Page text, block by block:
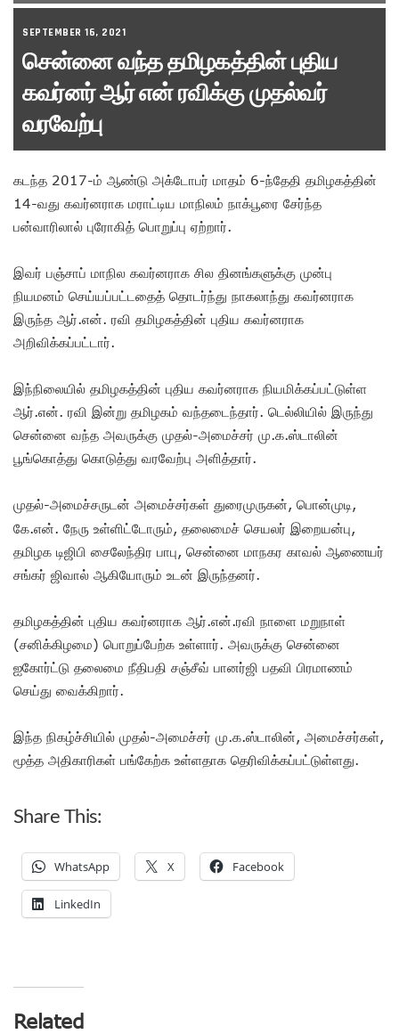
SEPTEMBER 16, 2021
சென்னை வந்த தமிழகத்தின் புதிய
கவர்னர் ஆர் என் ரவிக்கு முதல்வர்
வரவேற்பு
கடந்த 2017-ம் ஆண்டு அக்டோபர் மாதம் 6-ந்தேதி தமிழகத்தின்
14-வது கவர்னராக மராட்டிய மாநிலம் நாக்பூரை சேர்ந்த
பன்வாரிலால் புரோகித் பொறுப்பு ஏற்றார்.
இவர் பஞ்சாப் மாநில கவர்னராக சில தினங்களுக்கு முன்பு
நியமனம் செய்யப்பட்டதைத் தொடர்ந்து நாகலாந்து கவர்னராக
இருந்த ஆர்.என். ரவி தமிழகத்தின் புதிய கவர்னராக
அறிவிக்கப்பட்டார்.
இந்நிலையில் தமிழகத்தின் புதிய கவர்னராக நியமிக்கப்பட்டுள்ள
ஆர்.என். ரவி இன்று தமிழகம் வந்தடைந்தார். டெல்லியில் இருந்து
சென்னை வந்த அவருக்கு முதல்-அமைச்சர் மு.க.ஸ்டாலின்
பூங்கொத்து கொடுத்து வரவேற்பு அளித்தார்.
முதல்-அமைச்சருடன் அமைச்சர்கள் துரைமுருகன், பொன்முடி,
கே.என். நேரு உள்ளிட்டோரும், தலைமைச் செயலர் இறையன்பு,
தமிழக டிஜிபி சைலேந்திர பாபு, சென்னை மாநகர காவல் ஆணையர்
சங்கர் ஜிவால் ஆகியோரும் உடன் இருந்தனர்.
தமிழகத்தின் புதிய கவர்னராக ஆர்.என்.ரவி நாளை மறுநாள்
(சனிக்கிழமை) பொறுப்பேற்க உள்ளார். அவருக்கு சென்னை
ஐகோர்ட்டு தலைமை நீதிபதி சஞ்சீவ் பானர்ஜி பதவி பிரமாணம்
செய்து வைக்கிறார்.
இந்த நிகழ்ச்சியில் முதல்-அமைச்சர் மு.க.ஸ்டாலின், அமைச்சர்கள்,
மூத்த அதிகாரிகள் பங்கேற்க உள்ளதாக தெரிவிக்கப்பட்டுள்ளது.
Share This:
WhatsApp X Facebook
LinkedIn
Related